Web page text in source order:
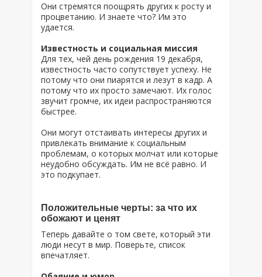
Они стремятся поощрять других к росту и
процветанию. И знаете что? Им это
удается.
Известность и социальная миссия
Для тех, чей день рождения 19 декабря,
известность часто сопутствует успеху. Не
потому что они пиарятся и лезут в кадр. А
потому что их просто замечают. Их голос
звучит громче, их идеи распространяются
быстрее.
Они могут отстаивать интересы других и
привлекать внимание к социальным
проблемам, о которых молчат или которые
неудобно обсуждать. Им не всё равно. И
это подкупает.
Положительные черты: за что их
обожают и ценят
Теперь давайте о том свете, который эти
люди несут в мир. Поверьте, список
впечатляет.